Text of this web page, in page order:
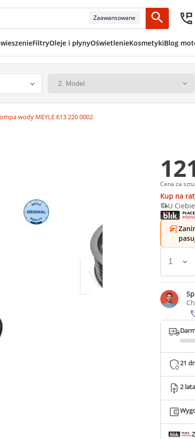
Zaawansowane
FiltryOleje i płynyOświetlenieKosmetykiBlog
wody MEYLE 613 220 0002
Cena za
Kup na
U
21
2